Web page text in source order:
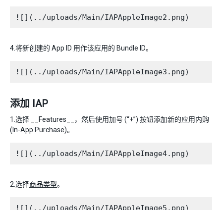
4.将新创建的 App ID 用作该应用的 Bundle ID。
添加 IAP
1.选择 __Features__，然后使用加号 (“+”) 按钮添加新的应用内购
(In-App Purchase)。
2.选择商品类型。